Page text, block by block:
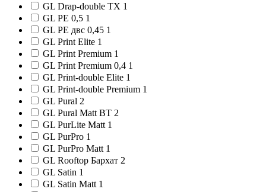
GL Drap-double TX 1
GL PE 0,5 1
GL PE двс 0,45 1
GL Print Elite 1
GL Print Premium 1
GL Print Premium 0,4 1
GL Print-double Elite 1
GL Print-double Premium 1
GL ​Pural 2
GL Pural Matt BT 2
GL PurLite Matt 1
GL PurPro 1
GL PurPro Matt 1
GL Rooftop Бархат 2
GL Satin 1
GL Satin Matt 1